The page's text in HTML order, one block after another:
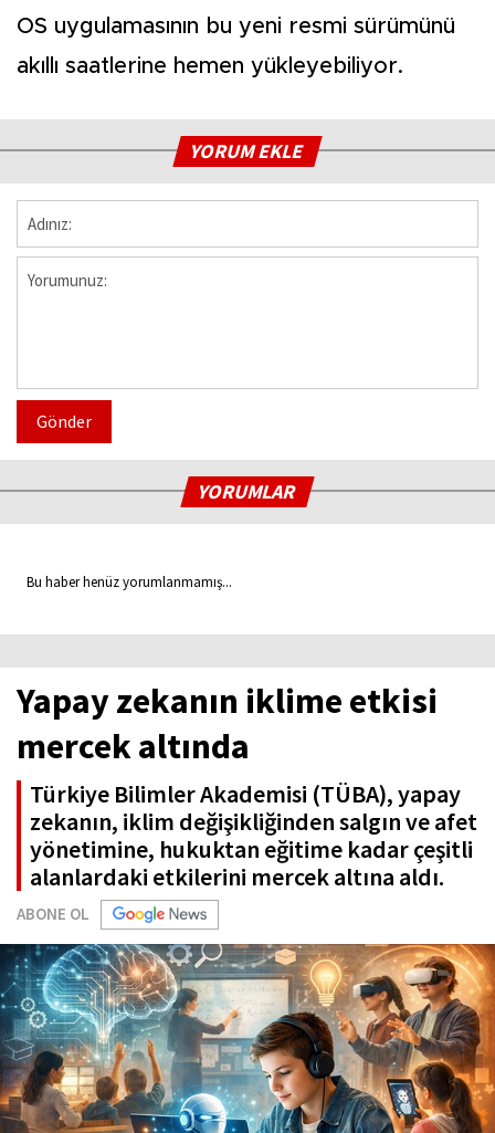
OS uygulamasının bu yeni resmi sürümünü
akıllı saatlerine hemen yükleyebiliyor.
YORUM EKLE
Gönder
YORUMLAR
Bu haber henüz yorumlanmamış...
Yapay zekanın iklime etkisi
mercek altında
Türkiye Bilimler Akademisi (TÜBA), yapay
zekanın, iklim değişikliğinden salgın ve afet
yönetimine, hukuktan eğitime kadar çeşitli
alanlardaki etkilerini mercek altına aldı.
ABONE OL